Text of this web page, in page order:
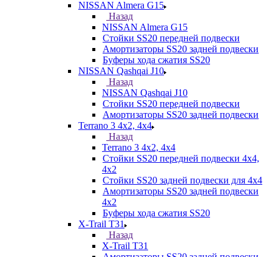
NISSAN Almera G15
Назад
NISSAN Almera G15
Стойки SS20 передней подвески
Амортизаторы SS20 задней подвески
Буферы хода сжатия SS20
NISSAN Qashqai J10
Назад
NISSAN Qashqai J10
Стойки SS20 передней подвески
Амортизаторы SS20 задней подвески
Terrano 3 4х2, 4х4
Назад
Terrano 3 4х2, 4х4
Стойки SS20 передней подвески 4х4,
4x2
Стойки SS20 задней подвески для 4х4
Амортизаторы SS20 задней подвески
4х2
Буферы хода сжатия SS20
X-Trail T31
Назад
X-Trail T31